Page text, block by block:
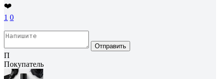
❤️
1 0
Отправить
П
Покупатель